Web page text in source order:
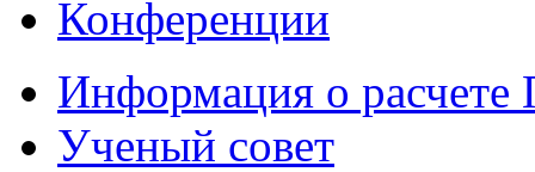
Конференции
Информация о
Ученый совет